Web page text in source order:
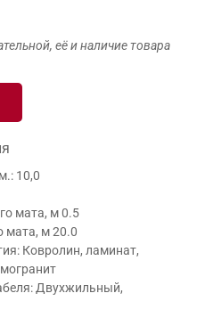
её и наличие товара
10,0
мата, м 0.5
мата, м 20.0
Ковролин, ламинат,
Двухжильный,